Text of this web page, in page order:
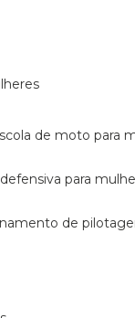
escola de moto para
para
de